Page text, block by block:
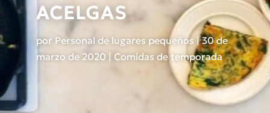
ACELGAS
por Personal de lugares pequeños |30 de
marzo de 2020
Comidas de temporada